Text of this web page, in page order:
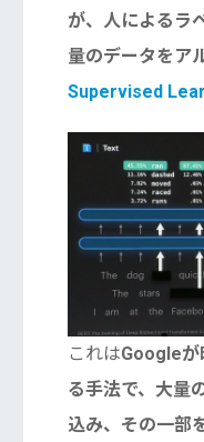
が、人によるラ
量のデータをア
Supervised
これはGoogleが
る手法で、大量
込み、その一部